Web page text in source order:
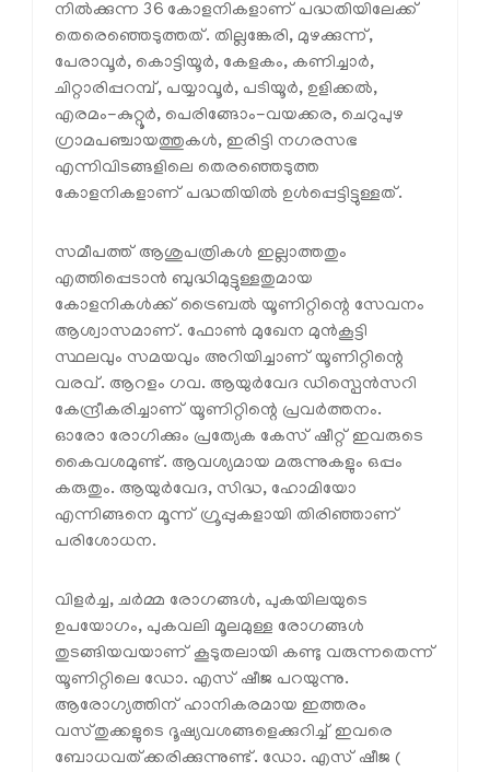
നിൽക്കുന്ന 36 കോളനികളാണ് പദ്ധതിയിലേക്ക്
തെരെഞ്ഞെടുത്തത്. തില്ലങ്കേരി, മുഴക്കുന്ന്,
പേരാവൂർ, കൊട്ടിയൂർ, കേളകം, കണിച്ചാർ,
ചിറ്റാരിപ്പറമ്പ്, പയ്യാവൂർ, പടിയൂർ, ഉളിക്കൽ,
എരമം-കുറ്റൂർ, പെരിങ്ങോം-വയക്കര, ചെറുപുഴ
ഗ്രാമപഞ്ചായത്തുകൾ, ഇരിട്ടി നഗരസഭ
എന്നിവിടങ്ങളിലെ തെരഞ്ഞെടുത്ത
കോളനികളാണ് പദ്ധതിയിൽ ഉൾപ്പെട്ടിട്ടുള്ളത്.
സമീപത്ത് ആശുപത്രികൾ ഇല്ലാത്തതും
എത്തിപ്പെടാൻ ബുദ്ധിമുട്ടുള്ളതുമായ
കോളനികൾക്ക് ട്രൈബൽ യൂണിറ്റിന്റെ സേവനം
ആശ്വാസമാണ്. ഫോൺ മുഖേന മുൻകൂട്ടി
സ്ഥലവും സമയവും അറിയിച്ചാണ് യൂണിറ്റിന്റെ
വരവ്. ആറളം ഗവ. ആയുർവേദ ഡിസ്പെൻസറി
കേന്ദ്രീകരിച്ചാണ് യൂണിറ്റിന്റെ പ്രവർത്തനം.
ഓരോ രോഗിക്കും പ്രത്യേക കേസ് ഷീറ്റ് ഇവരുടെ
കൈവശമുണ്ട്. ആവശ്യമായ മരുന്നുകളും ഒപ്പം
കരുതും. ആയുർവേദ, സിദ്ധ, ഹോമിയോ
എന്നിങ്ങനെ മൂന്ന് ഗ്രൂപ്പുകളായി തിരിഞ്ഞാണ്
പരിശോധന.
വിളർച്ച, ചർമ്മ രോഗങ്ങൾ, പുകയിലയുടെ
ഉപയോഗം, പുകവലി മൂലമുള്ള രോഗങ്ങൾ
തുടങ്ങിയവയാണ് കൂടുതലായി കണ്ടു വരുന്നതെന്ന്
യൂണിറ്റിലെ ഡോ. എസ് ഷീജ പറയുന്നു.
ആരോഗ്യത്തിന് ഹാനികരമായ ഇത്തരം
വസ്തുക്കളുടെ ദൂഷ്യവശങ്ങളെക്കുറിച്ച് ഇവരെ
ബോധവത്ക്കരിക്കുന്നുണ്ട്. ഡോ. എസ് ഷീജ (